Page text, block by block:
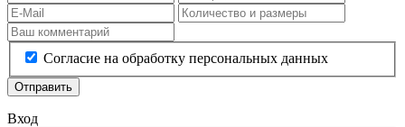
Согласие на обработку персональных данных
Отправить
Вход